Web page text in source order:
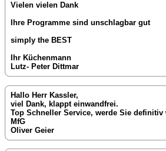
Vielen vielen Dank
Ihre Programme sind unschlagbar gut
simply the BEST
Ihr Küchenmann
Lutz- Peter Dittmar
Hallo Herr Kassler,
viel Dank, klappt einwandfrei.
Top Schneller Service, werde Sie
MfG
Oliver Geier